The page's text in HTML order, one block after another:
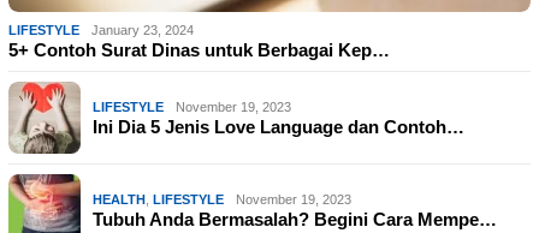
LIFESTYLE January 23, 2024
5+ Contoh Surat Dinas untuk Berbagai Kep…
LIFESTYLE November 19, 2023
Ini Dia 5 Jenis Love Language dan Contoh…
HEALTH LIFESTYLE November 19, 2023
Tubuh Anda Bermasalah? Begini Cara Mempe…